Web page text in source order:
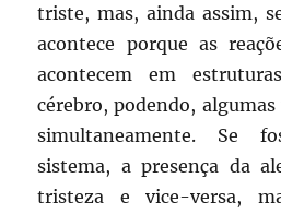
triste, mas, ainda assim,
acontece porque as
acontecem em
cérebro, podendo, algumas
simultaneamente. Se
sistema, a presença da
tristeza e vice-versa,